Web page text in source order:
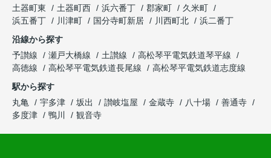
土器町東
土器町西 浜六番丁 郡家町
久米町
浜五番丁
川津町 国分寺町新居 川西町北
浜二番丁
沿線から探す
予讃線
瀬戸大橋線 土讃線
高松琴平電気鉄道琴平線
高徳線
高松琴平電気鉄道長尾線
高松琴平電気鉄道志度線
駅から探す
丸亀
宇多津 坂出 讃岐塩屋 金蔵寺 八十場
善通寺
多度津
鴨川 観音寺